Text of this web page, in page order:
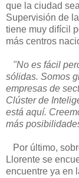
que la ciudad
Supervisión de
tiene muy difícil
más centros
"No es fácil
sólidas. Somos
empresas de
Clúster de
está aquí.
más
Por último,
Llorente se
encuentre ya en